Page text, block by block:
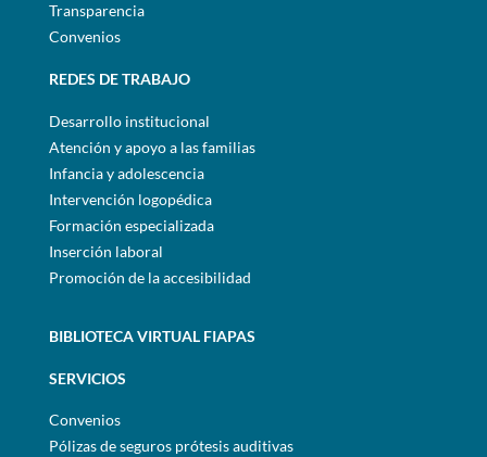
Transparencia
Convenios
REDES DE TRABAJO
Desarrollo institucional
Atención y apoyo a las familias
Infancia y adolescencia
Intervención logopédica
Formación especializada
Inserción laboral
Promoción de la accesibilidad
BIBLIOTECA VIRTUAL FIAPAS
SERVICIOS
Convenios
Pólizas de seguros prótesis auditivas